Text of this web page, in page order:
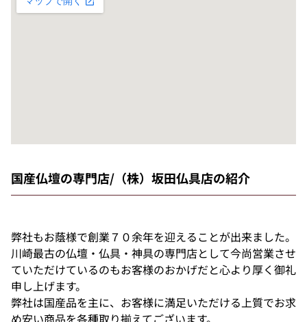
国産仏壇の専門店/（株）坂田仏具店の紹介
弊社もお蔭様で創業７０余年を迎えることが出来ました。
川崎最古の仏壇・仏具・神具の専門店として今尚営業させ
ていただけているのもお客様のおかげだと心より厚く御礼
申し上げます。
弊社は国産品を主に、お客様に満足いただける上質でお求
め安い商品を各種取り揃えてございます。